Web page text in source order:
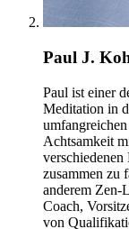
Paul J.
Paul ist einer
Meditation in
Achtsamkeit
zusammen zu
anderem Zen-
Coach,
von